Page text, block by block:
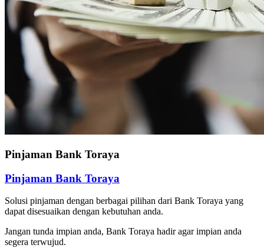
Pinjaman Bank Toraya
Pinjaman Bank Toraya
Solusi pinjaman dengan berbagai pilihan dari Bank Toraya yang
dapat disesuaikan dengan kebutuhan anda.
Jangan tunda impian anda, Bank Toraya hadir agar impian anda
segera terwujud.